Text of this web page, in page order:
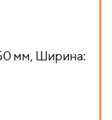
мм, Ширина: